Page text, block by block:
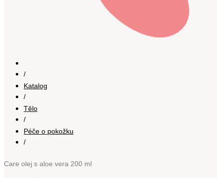
/
Katalog
/
Tělo
/
Péče o pokožku
/
Care olej s aloe vera 200 ml